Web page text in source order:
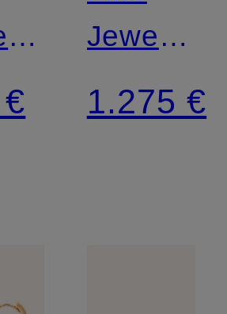
Jewelry
Creole
BASICS
1.275 €